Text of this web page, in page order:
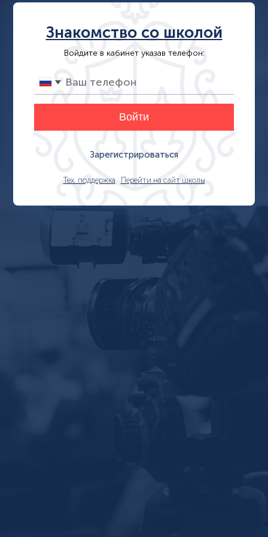
Знакомство со школой
Войдите в кабинет указав телефон:
Зарегистрироваться
Тех. поддержка Перейти на сайт школы